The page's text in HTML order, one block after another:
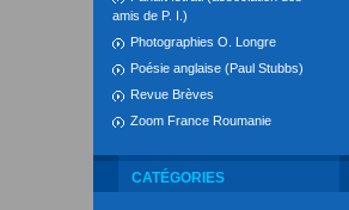
amis de P. I.)
Photographies O. Longre
Poésie anglaise (Paul Stubbs)
Revue Brèves
Zoom France Roumanie
CATÉGORIES